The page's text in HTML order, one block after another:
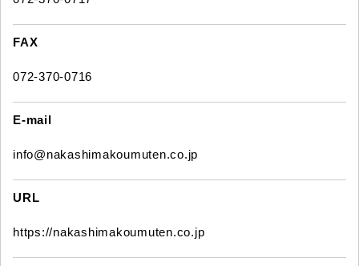
FAX
072-370-0716
E-mail
info@nakashimakoumuten.co.jp
URL
https://nakashimakoumuten.co.jp